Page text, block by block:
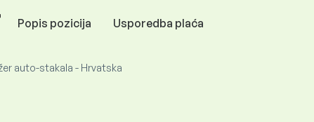
Popis pozicija Usporedba plaća
auto-stakala - Hrvatska